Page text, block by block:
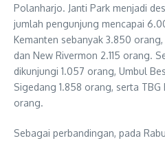
Polanharjo. Janti Park menjadi
jumlah pengunjung mencapai
Kemanten sebanyak 3.850
dan New Rivermon 2.115 orang.
dikunjungi 1.057 orang, Umbul
Sigedang 1.858 orang, serta TBG
orang.
Sebagai perbandingan, pada